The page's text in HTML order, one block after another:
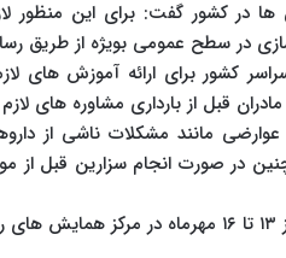
در کشور گفت: برای این منظور
در سطح عمومی بویژه از طریق
مشاوره در سراسر کشور برای ارائه
قبل از بارداری مشاوره های لازم
مانند مشکلات ناشی از
در صورت انجام سزارین قبل